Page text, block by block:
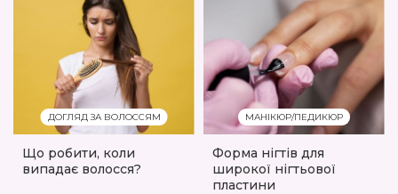
ДОГЛЯД ЗА ВОЛОССЯМ
Що робити, коли
випадає волосся?
МАНІКЮР/ПЕДИКЮР
Форма нігтів для
широкої нігтьової
пластини